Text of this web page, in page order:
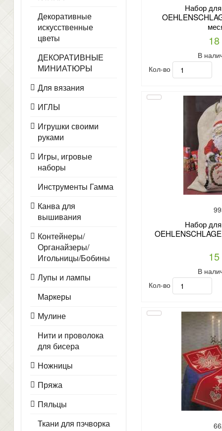
Декоративные
искусственные
цветы
ДЕКОРАТИВНЫЕ
МИНИАТЮРЫ
Для вязания
ИГЛЫ
Игрушки своими
руками
Игры, игровые
наборы
Инструменты Гамма
Канва для
вышивания
Контейнеры/
Органайзеры/
Игольницы/Бобины
Лупы и лампы
Маркеры
Мулине
Нити и проволока
для бисера
Ножницы
Пряжа
Пяльцы
Ткани для пэчворка
Набор
В
Кол-во
Набор
В
Кол-во